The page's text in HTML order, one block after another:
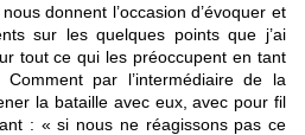
donnent l’occasion d’évoquer et
sur les quelques points que j’ai
tout ce qui les préoccupent en tant
par l’intermédiaire de la
la bataille avec eux, avec pour fil
: « si nous ne réagissons pas ce